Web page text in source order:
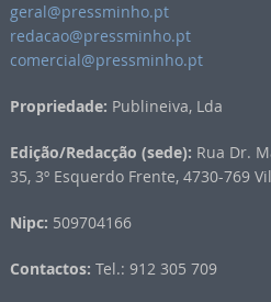
geral@pressminho.pt
redacao@pressminho.pt
comercial@pressminho.pt
Propriedade: Publineiva, Lda
Edição/Redacção (sede): Rua Dr.
35, 3º Esquerdo Frente, 4730-769
Nipc: 509704166
Contactos: Tel.: 912 305 709